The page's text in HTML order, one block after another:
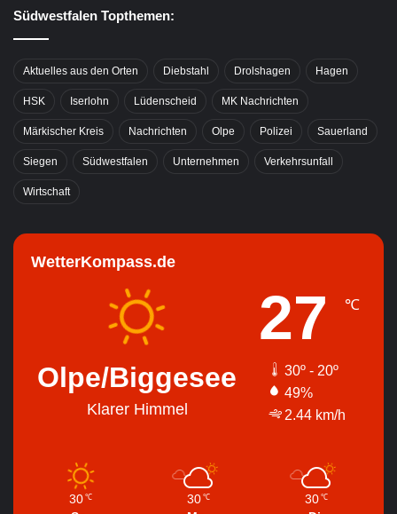
Südwestfalen Topthemen:
Aktuelles aus den Orten Diebstahl Drolshagen Hagen
HSK Iserlohn Lüdenscheid MK Nachrichten
Märkischer Kreis Nachrichten Olpe Polizei Sauerland
Siegen Südwestfalen Unternehmen Verkehrsunfall
Wirtschaft
WetterKompass.de
Olpe/Biggesee
Klarer Himmel
27 ℃
30º - 20º
49%
2.44 km/h
30 ℃ 30 ℃ 30 ℃